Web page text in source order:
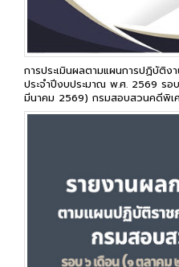
การประเมินผลตามแผนการปฏิบัติง
ประจำปีงบประมาณ พ.ศ. 2569 ร
มีนาคม 2569) กรมสอบสวนคดีพิเ